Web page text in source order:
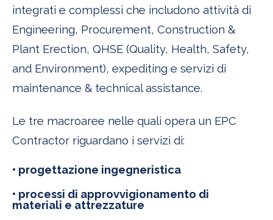
integrati e complessi che includono attività di
Engineering, Procurement, Construction &
Plant Erection, QHSE (Quality, Health, Safety,
and Environment), expediting e servizi di
maintenance & technical assistance.
Le tre macroaree nelle quali opera un EPC
Contractor riguardano i servizi di:
• progettazione ingegneristica
• processi di approvvigionamento di
materiali e attrezzature